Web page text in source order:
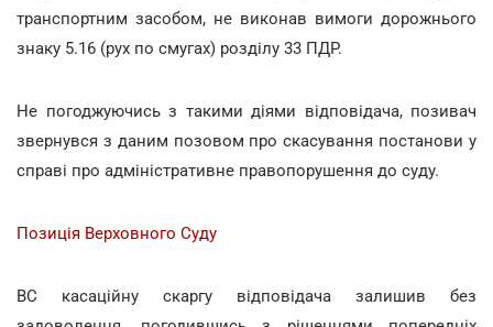
транспортним засобом, не виконав вимоги дорожнього
знаку 5.16 (рух по смугах) розділу 33 ПДР.
Не погоджуючись з такими діями відповідача, позивач
звернувся з даним позовом про скасування постанови у
справі про адміністративне правопорушення до суду.
Позиція Верховного Суду
ВС касаційну скаргу відповідача залишив без